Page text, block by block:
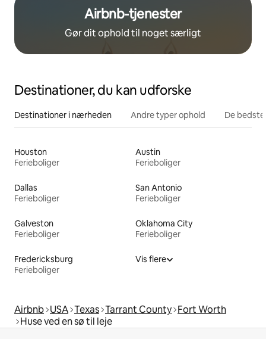
Airbnb-tjenester
Gør dit ophold til noget særligt
Destinationer, du kan udforske
Destinationer i nærheden Andre typer ophold De
Houston
Ferieboliger
Austin
Ferieboliger
Dallas
Ferieboliger
San Antonio
Ferieboliger
Galveston
Ferieboliger
Oklahoma City
Ferieboliger
Fredericksburg
Ferieboliger
Vis flere
Airbnb USA Texas Tarrant County Fort Worth
Huse ved en sø til leje